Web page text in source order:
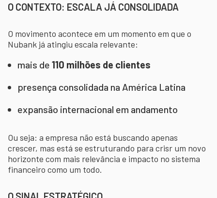
O CONTEXTO: ESCALA JÁ CONSOLIDADA
O movimento acontece em um momento em que o
Nubank já atingiu escala relevante:
mais de 110 milhões de clientes
presença consolidada na América Latina
expansão internacional em andamento
Ou seja: a empresa não está buscando apenas
crescer, mas está se estruturando para crisr um novo
horizonte com mais relevância e impacto no sistema
financeiro como um todo.